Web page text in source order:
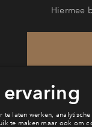
Hiermee
Heb